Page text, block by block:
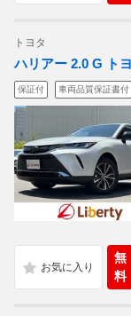
トヨタ
ハリアー 2.0 G ト
保証付 車両品質保証書付
無
料